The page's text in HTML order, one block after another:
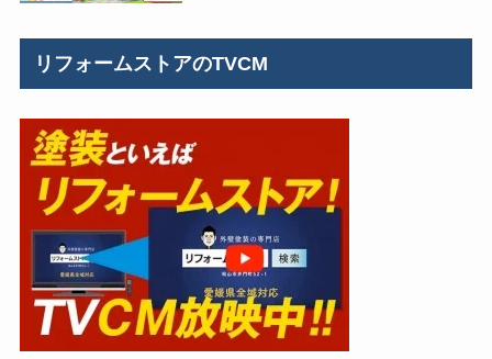
リフォームストアのTVCM